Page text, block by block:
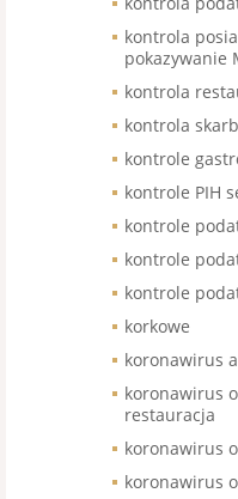
kontrola
pokazywanie
kontrola
kontrola
kontrole
kontrole PIH
kontrole
kontrole
kontrole
korkowe
koronawirus
koronawirus
restauracja
koronawirus
koronawirus